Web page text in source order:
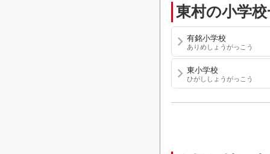
東村の小学
有銘小学校
ありめしょうがっこう
東小学校
ひがししょうがっこう